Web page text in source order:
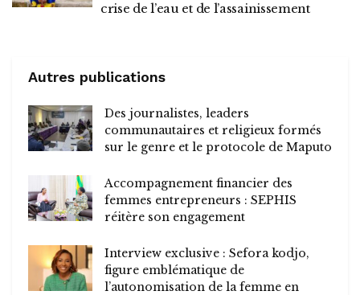
crise de l’eau et de l’assainissement
Autres publications
Des journalistes, leaders
communautaires et religieux formés
sur le genre et le protocole de Maputo
Accompagnement financier des
femmes entrepreneurs : SEPHIS
réitère son engagement
Interview exclusive : Sefora kodjo,
figure emblématique de
l’autonomisation de la femme en